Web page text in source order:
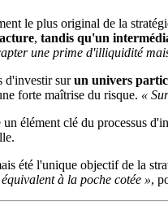
le plus original de la
, tandis qu'un
une prime d'illiquidité
d'investir surun univers
forte maîtrise du risque. «
élément clé du processus
été l'unique objectif de la
à la poche cotée »,